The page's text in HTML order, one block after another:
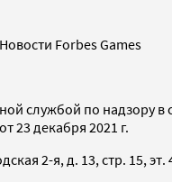
Новости Forbes Games
службой по надзору
23 декабря 2021 г.
2-я, д. 13, стр. 15, эт.